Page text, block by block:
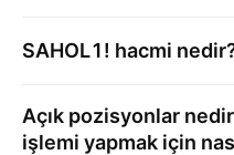
SAHOL1! hacmi
Açık pozisyonlar
işlemi yapmak için